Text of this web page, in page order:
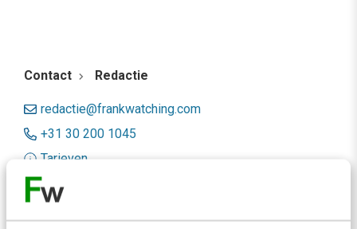
Contact Redactie
redactie@frankwatching.com
+31 30 200 1045
Tarieven
Meer contactopties